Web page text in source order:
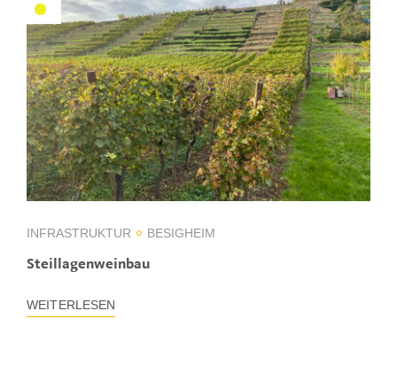
INFRASTRUKTUR BESIGHEIM
Steillagenweinbau
WEITERLESEN